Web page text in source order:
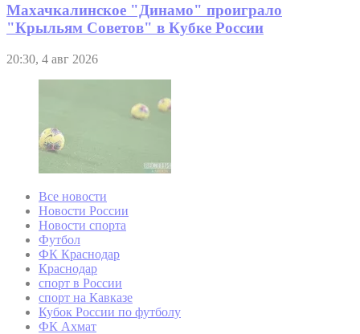
Махачкалинское "Динамо" проиграло
"Крыльям Советов" в Кубке России
20:30, 4 авг 2026
Все новости
Новости России
Новости спорта
Футбол
ФК Краснодар
Краснодар
спорт в России
спорт на Кавказе
Кубок России по футболу
ФК Ахмат